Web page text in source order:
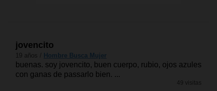
jovencito
19 años / Hombre Busca Mujer
buenas. soy jovencito, buen cuerpo, rubio, ojos azules
con ganas de passarlo bien. ...
49 visitas